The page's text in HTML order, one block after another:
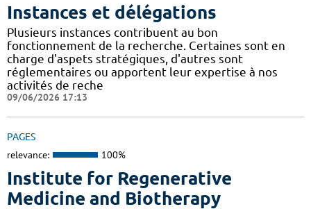
Instances et délégations
Plusieurs instances contribuent au bon
fonctionnement de la recherche. Certaines sont en
charge d'aspets stratégiques, d'autres sont
réglementaires ou apportent leur expertise à nos
activités de reche
09/06/2026 17:13
PAGES
relevance: 100%
Institute for Regenerative
Medicine and Biotherapy